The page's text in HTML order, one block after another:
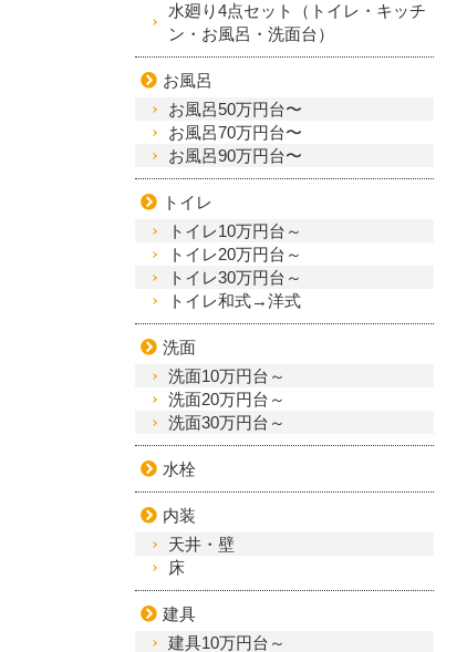
水廻り4点セット（トイレ・キッチ
ン・お風呂・洗面台）
お風呂
お風呂50万円台〜
お風呂70万円台〜
お風呂90万円台〜
トイレ
トイレ10万円台～
トイレ20万円台～
トイレ30万円台～
トイレ和式→洋式
洗面
洗面10万円台～
洗面20万円台～
洗面30万円台～
水栓
内装
天井・壁
床
建具
建具10万円台～